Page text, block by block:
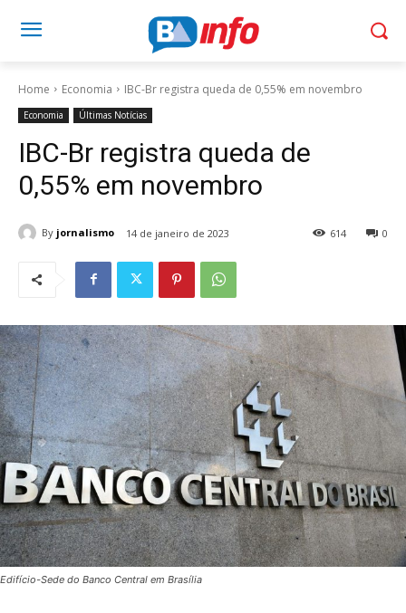
Home Economia IBC-Br registra queda de 0,55% em novembro
Economia Últimas Notícias
IBC-Br registra queda de
0,55% em novembro
By jornalismo 14 de janeiro de 2023 0
614
Edifício-Sede do Banco Central em Brasília